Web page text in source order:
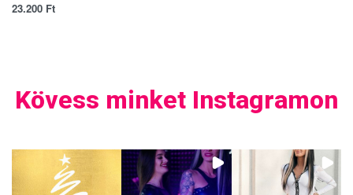
23.200 Ft
Kövess minket Instagramon